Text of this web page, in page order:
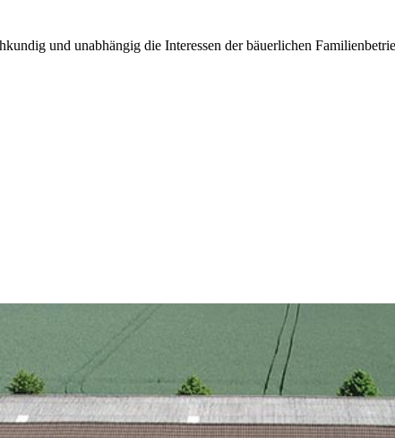
und unabhängig die Interessen der bäuerlichen